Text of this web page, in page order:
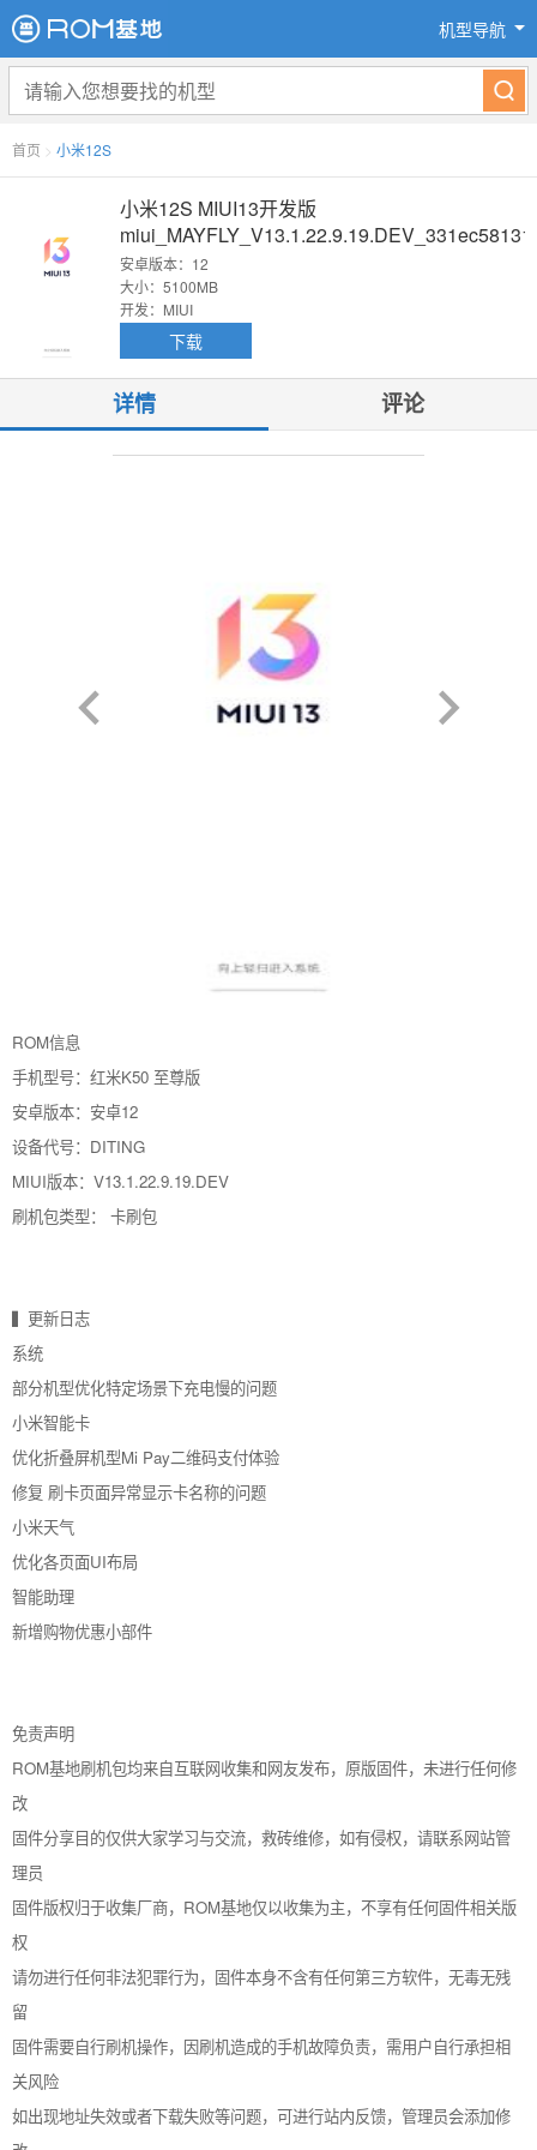
机型导航
首页 > 小米12S
小米12S MIUI13开发版
原版卡刷包
安卓版本：12
大小：5100MB
开发：MIUI
下载
详情 评论
ROM信息
手机型号： 红米K50 至尊版
安卓版本：安卓12
设备代号： DITING
MIUI版本： V13.1.22.9.19.DEV
刷机包类型： 卡刷包
▍更新日志
系统
部分机型优化特定场景下充电慢的问题
小米智能卡
优化折叠屏机型Mi Pay二维码支付体验
修复 刷卡页面异常显示卡名称的问题
小米天气
优化各页面UI布局
智能助理
新增购物优惠小部件
免责声明
ROM基地刷机包均来自互联网收集和网友发布，原版固件，未进行任何修
改
固件分享目的仅供大家学习与交流，救砖维修，如有侵权，请联系网站管
理员
固件版权归于收集厂商，ROM基地仅以收集为主，不享有任何固件相关版
权
请勿进行任何非法犯罪行为，固件本身不含有任何第三方软件，无毒无残
留
固件需要自行刷机操作，因刷机造成的手机故障负责，需用户自行承担相
关风险
如出现地址失效或者下载失败等问题，可进行站内反馈，管理员会添加修